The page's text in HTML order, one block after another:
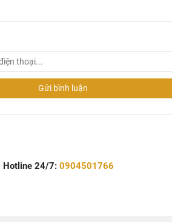
Gửi bình luận
Hotline 24/7:0904501766